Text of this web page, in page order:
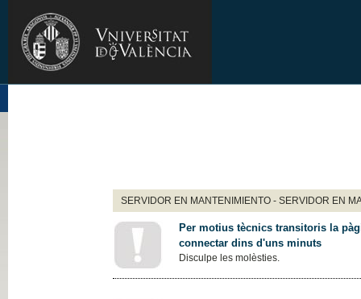
SERVIDOR EN MANTENIMIENTO - SERVIDOR EN
Per motius tècnics transitoris la
connectar dins d'uns minuts
Disculpe les molèsties.